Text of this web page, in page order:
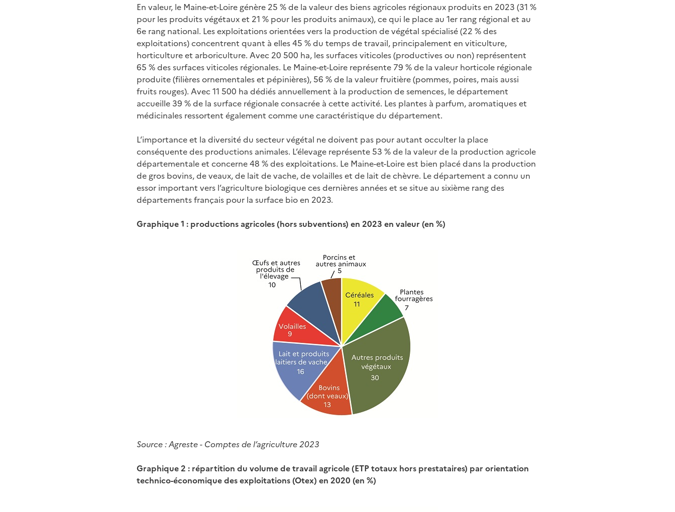
En valeur, le Maine-et-Loire génère 25 % de la valeur des biens agricoles régionaux produits en 2023 (31 %
pour les produits végétaux et 21 % pour les produits animaux), ce qui le place au 1er rang régional et au
6e rang national. Les exploitations orientées vers la production de végétal spécialisé (22 % des
exploitations) concentrent quant à elles 45 % du temps de travail, principalement en viticulture,
horticulture et arboriculture. Avec 20 500 ha, les surfaces viticoles (productives ou non) représentent
65 % des surfaces viticoles régionales. Le Maine-et-Loire représente 79 % de la valeur horticole régionale
produite (filières ornementales et pépinières), 56 % de la valeur fruitière (pommes, poires, mais aussi
fruits rouges). Avec 11 500 ha dédiés annuellement à la production de semences, le département
accueille 39 % de la surface régionale consacrée à cette activité. Les plantes à parfum, aromatiques et
médicinales ressortent également comme une caractéristique du département.
L’importance et la diversité du secteur végétal ne doivent pas pour autant occulter la place
conséquente des productions animales. L’élevage représente 53 % de la valeur de la production agricole
départementale et concerne 48 % des exploitations. Le Maine-et-Loire est bien placé dans la production
de gros bovins, de veaux, de lait de vache, de volailles et de lait de chèvre. Le département a connu un
essor important vers l’agriculture biologique ces dernières années et se situe au sixième rang des
départements français pour la surface bio en 2023.
Graphique 1 : productions agricoles (hors subventions) en 2023 en valeur (en %)
Source : Agreste - Comptes de l’agriculture 2023
Graphique 2 : répartition du volume de travail agricole (ETP totaux hors prestataires) par orientation
technico-économique des exploitations (Otex) en 2020 (en %)